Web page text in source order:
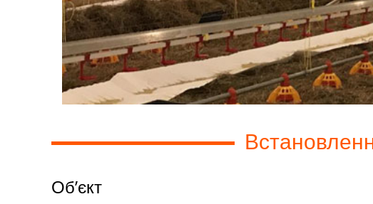
Об’єкт